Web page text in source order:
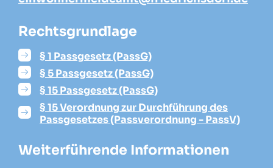
Rechtsgrundlage
§ 1 Passgesetz (PassG)
§ 5 Passgesetz (PassG)
§ 15 Passgesetz (PassG)
§ 15 Verordnung zur Durchführung des
Passgesetzes (Passverordnung - PassV)
Weiterführende Informationen